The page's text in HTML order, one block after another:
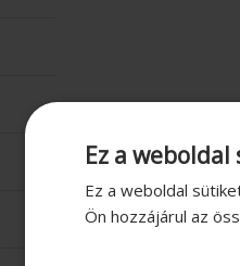
Ez a
Ez a weboldal
Ön hozzájárul az